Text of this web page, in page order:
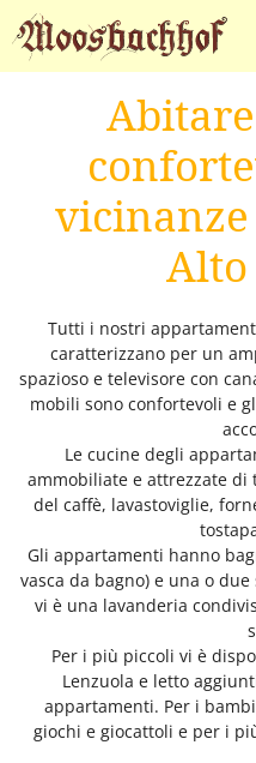
Alto
Tutti i nostri
caratterizzano per un
spazioso e televisore con
mobili sono confortevoli e
Le cucine degli
ammobiliate e attrezzate di
del caffè, lavastoviglie,
Gli appartamenti hanno
vasca da bagno) e una o
vi è una lavanderia
Per i più piccoli vi è
Lenzuola e letto
appartamenti. Per i
giochi e giocattoli e per i